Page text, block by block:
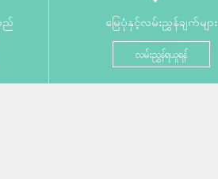
ည် မြေပုံနှင့်လမ်းညွှန်ချက်များ
လမ်းညွှန်ရယူရန်